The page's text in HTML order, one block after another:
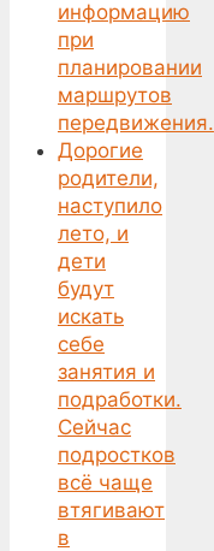
информацию
при
планировании
маршрутов
передвижения.
Дорогие
родители,
наступило
лето, и
дети
будут
искать
себе
занятия и
подработки.
Сейчас
подростков
всё чаще
втягивают
в